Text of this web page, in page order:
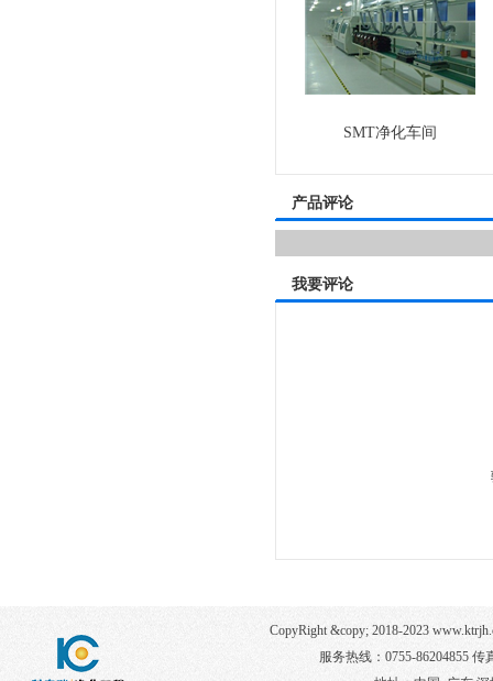
SMT净化车间
产品评论
我要评论
CopyRight &copy; 2018-2023
服务热线：0755-86204855